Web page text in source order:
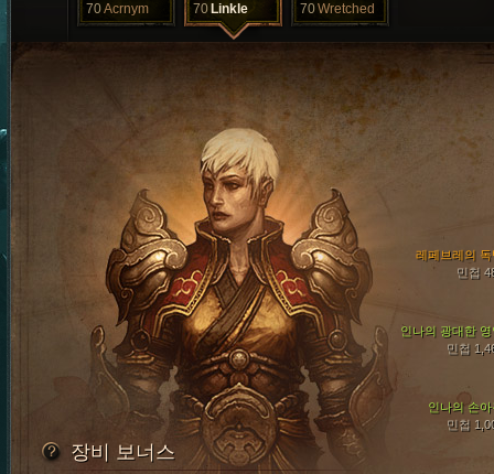
70Acrnym 70 Linkle 70Wretched
인나의 광대한 영
민첩
인나의 손아
민첩
레페브레의 독
민첩
장비 보너스